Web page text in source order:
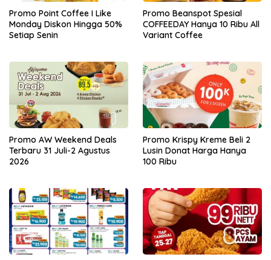
Promo Point Coffee I Like
Monday Diskon Hingga 50%
Setiap Senin
Promo Beanspot Spesial
COFFEEDAY Hanya 10 Ribu All
Variant Coffee
Promo AW Weekend Deals
Terbaru 31 Juli-2 Agustus
2026
Promo Krispy Kreme Beli 2
Lusin Donat Harga Hanya
100 Ribu